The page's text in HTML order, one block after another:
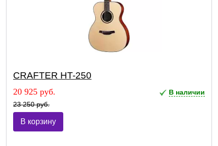
CRAFTER HT-250
20 925 руб.
23 250 руб.
В наличии
В корзину